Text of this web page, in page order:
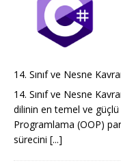
14. Sınıf ve Nesne
14. Sınıf ve Nesne
dilinin en temel ve
Programlama (OOP)
sürecini [...]